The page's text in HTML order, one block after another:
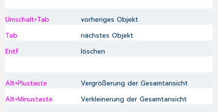
Umschalt+Tab
vorheriges Objekt
Tab
nächstes Objekt
Entf
löschen
Alt+Plustaste
Vergrößerung der Gesamtansicht
Alt+Minustaste
Verkleinerung der Gesamtansicht